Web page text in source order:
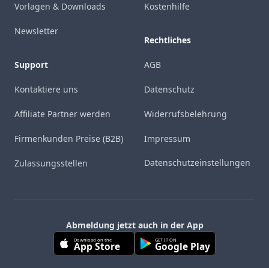
Vorlagen & Downloads
Newsletter
Support
Kontaktiere uns
Affiliate Partner werden
Firmenkunden Preise (B2B)
Zulassungsstellen
Kostenhilfe
Rechtliches
AGB
Datenschutz
Widerrufsbelehrung
Impressum
Datenschutzeinstellungen
Abmeldung jetzt auch in der App
Download on the
App Store GET IT ON
Google Play